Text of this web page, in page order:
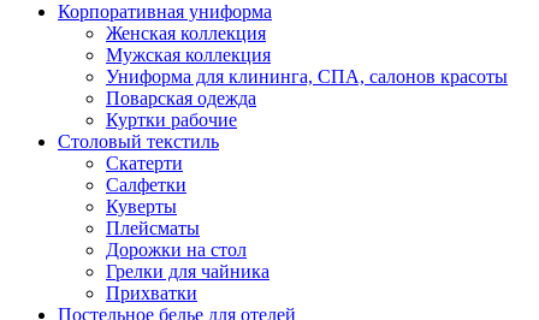
Корпоративная униформа
Женская коллекция
Мужская коллекция
Униформа для клининга, СПА, салонов красоты
Поварская одежда
Куртки рабочие
Столовый текстиль
Скатерти
Салфетки
Куверты
Плейсматы
Дорожки на стол
Грелки для чайника
Прихватки
Постельное белье для отелей